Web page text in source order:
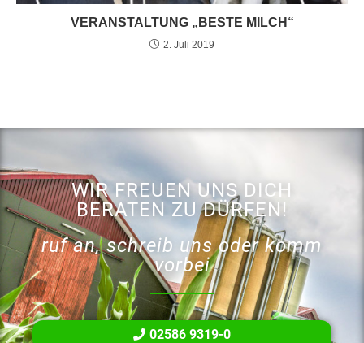
VERANSTALTUNG „BESTE MILCH“
2. Juli 2019
WIR FREUEN UNS DICH
BERATEN ZU DÜRFEN!
ruf an, schreib uns oder komm
vorbei
02586 9319-0